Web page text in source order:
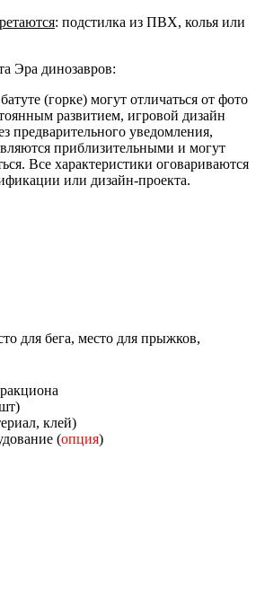
: подстилка из ПВХ, колья или
Эра динозавров:
(горке) могут отличаться от фото
развитием, игровой дизайн
предварительного уведомления,
приблизительными и могут
Все характеристики оговариваются
или дизайн-проекта.
для бега, место для прыжков,
клей)
(опция)